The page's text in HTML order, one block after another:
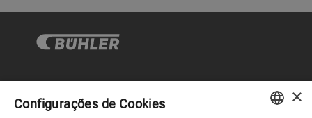
Governança Corporativa ×
Configurações de Cookies